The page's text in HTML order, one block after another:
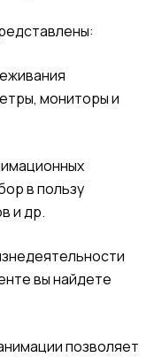
мониторы и
в пользу
и др.
вы найдете
позволяет